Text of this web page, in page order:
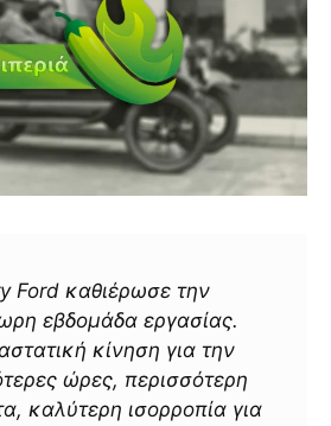
Ford καθιέρωσε την
εβδομάδα εργασίας.
κίνηση για την
ώρες, περισσότερη
καλύτερη ισορροπία για